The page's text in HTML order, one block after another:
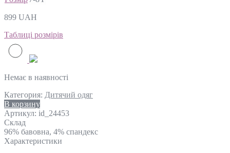
899 UAH
Таблиці розмірів
Немає в наявності
Категория: Дитячий одяг
В корзину
Артикул: id_24453
Склад
96% бавовна, 4% спандекс
Характеристики